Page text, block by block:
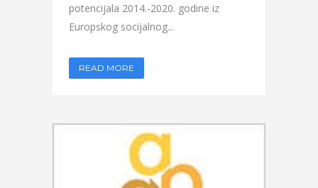
potencijala 2014.-2020. godine iz
Europskog socijalnog...
READ MORE